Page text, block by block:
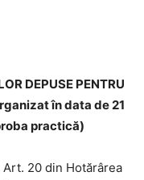
DEPUSE PENTRU
în data de 21
practică)
20 din Hotărârea